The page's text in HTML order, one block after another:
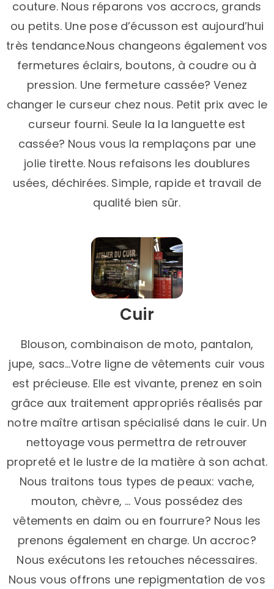
couture. Nous réparons vos accrocs, grands
ou petits. Une pose d’écusson est aujourd’hui
très tendance.Nous changeons également vos
fermetures éclairs, boutons, à coudre ou à
pression. Une fermeture cassée? Venez
changer le curseur chez nous. Petit prix avec le
curseur fourni. Seule la la languette est
cassée? Nous vous la remplaçons par une
jolie tirette. Nous refaisons les doublures
usées, déchirées. Simple, rapide et travail de
qualité bien sûr.
Cuir
Blouson, combinaison de moto, pantalon,
jupe, sacs…Votre ligne de vêtements cuir vous
est précieuse.​ Elle est vivante, prenez en soin
grâce aux traitement appropriés réalisés par
notre maître artisan spécialisé dans le cuir. Un
nettoyage vous permettra de retrouver
propreté et le lustre de la matière à son achat.
Nous traitons tous types de peaux: vache,
mouton, chèvre, … Vous possédez des
vêtements en daim ou en fourrure? Nous les
prenons également en charge. Un accroc?
Nous exécutons les retouches nécessaires.
Nous vous offrons une repigmentation de vos